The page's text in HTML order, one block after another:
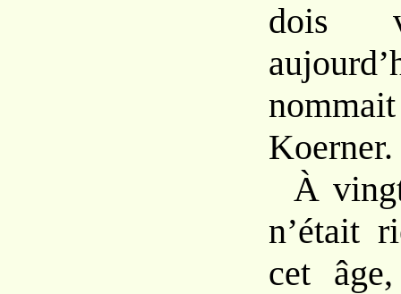
dois
Koerner.
À
n’était
cet